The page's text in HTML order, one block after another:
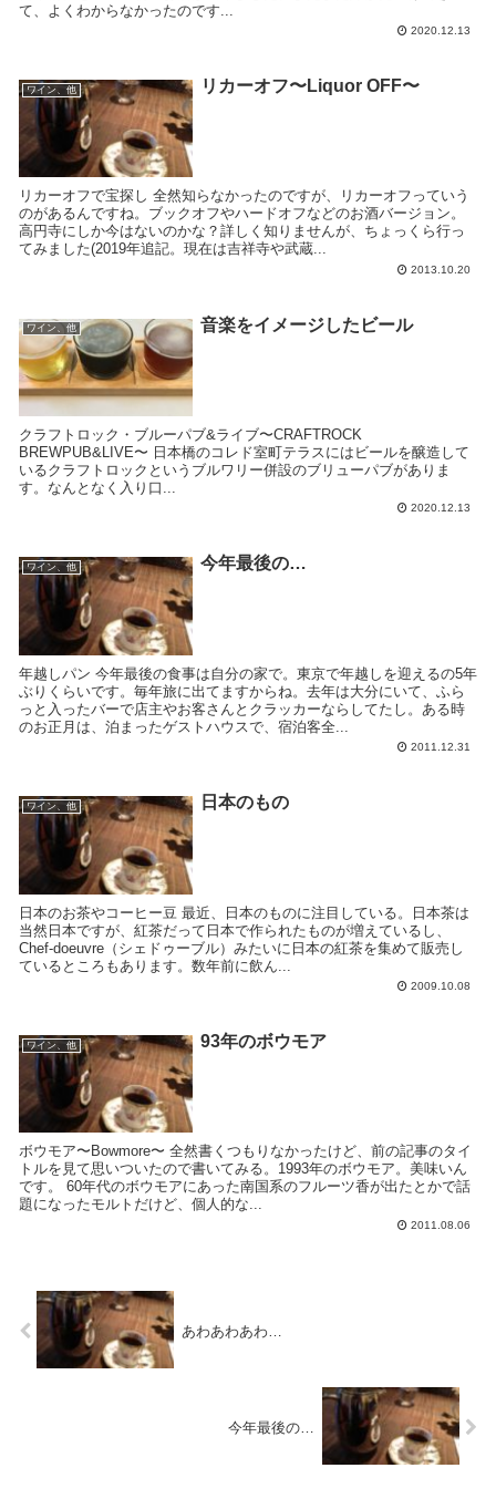
て、よくわからなかったのです...
2020.12.13
ワイン、他 リカーオフ〜Liquor OFF〜
リカーオフで宝探し 全然知らなかったのですが、リカーオフっていう
のがあるんですね。ブックオフやハードオフなどのお酒バージョン。
高円寺にしか今はないのかな？詳しく知りませんが、ちょっくら行っ
てみました(2019年追記。現在は吉祥寺や武蔵...
2013.10.20
ワイン、他 音楽をイメージしたビール
クラフトロック・ブルーパブ&ライブ〜CRAFTROCK
BREWPUB&LIVE〜 日本橋のコレド室町テラスにはビールを醸造して
いるクラフトロックというブルワリー併設のブリューパブがありま
す。なんとなく入り口...
2020.12.13
ワイン、他 今年最後の…
年越しパン 今年最後の食事は自分の家で。東京で年越しを迎えるの5年
ぶりくらいです。毎年旅に出てますからね。去年は大分にいて、ふら
っと入ったバーで店主やお客さんとクラッカーならしてたし。ある時
のお正月は、泊まったゲストハウスで、宿泊客全...
2011.12.31
ワイン、他 日本のもの
日本のお茶やコーヒー豆 最近、日本のものに注目している。日本茶は
当然日本ですが、紅茶だって日本で作られたものが増えているし、
Chef-doeuvre（シェドゥーブル）みたいに日本の紅茶を集めて販売し
ているところもあります。数年前に飲ん...
2009.10.08
ワイン、他 93年のボウモア
ボウモア〜Bowmore〜 全然書くつもりなかったけど、前の記事のタイ
トルを見て思いついたので書いてみる。1993年のボウモア。美味いん
です。 60年代のボウモアにあった南国系のフルーツ香が出たとかで話
題になったモルトだけど、個人的な...
2011.08.06
あわあわあわ…
今年最後の…